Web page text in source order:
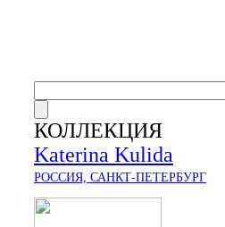
КОЛЛЕКЦИЯ
Katerina Kulida
РОССИЯ, САНКТ-ПЕТЕРБУРГ